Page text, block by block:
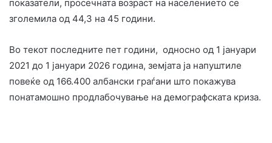
показатели, просечната возраст на населението се
зголемила од 44,3 на 45 години.
Во текот последните пет години, односно од 1 јануари
2021 до 1 јануари 2026 година, земјата ја напуштиле
повеќе од 166.400 албански граѓани што покажува
понатамошно продлабочување на демографската криза.